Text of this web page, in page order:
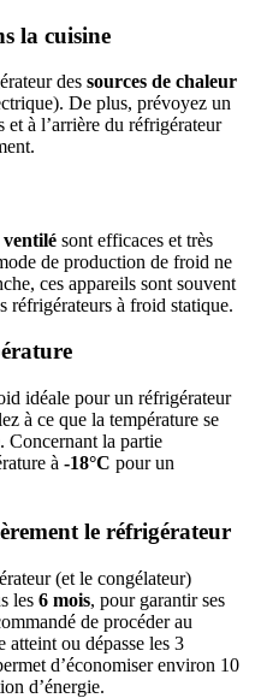
la cuisine
des sources de chaleur
De plus, prévoyez un
et à l’arrière du réfrigérateur
sont efficaces et très
de production de froid ne
ces appareils sont souvent
réfrigérateurs à froid statique.
idéale pour un réfrigérateur
à ce que la température se
Concernant la partie
à -18°C pour un
le réfrigérateur
(et le congélateur)
les 6 mois, pour garantir ses
de procéder au
atteint ou dépasse les 3
d’économiser environ 10
d’énergie.